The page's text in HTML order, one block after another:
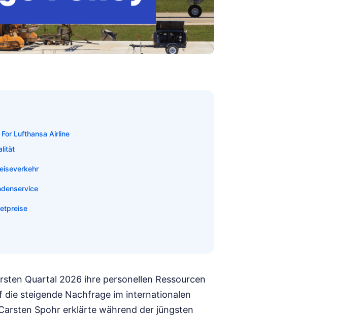
Lufthansa Airline
Quartal 2026 ihre personellen Ressourcen
die steigende Nachfrage im internationalen
Spohr erklärte während der jüngsten